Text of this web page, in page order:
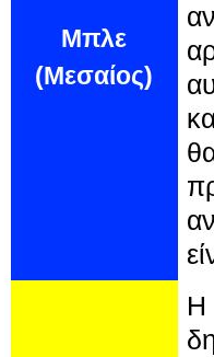
Μπλε
(Μεσαίος)
Η